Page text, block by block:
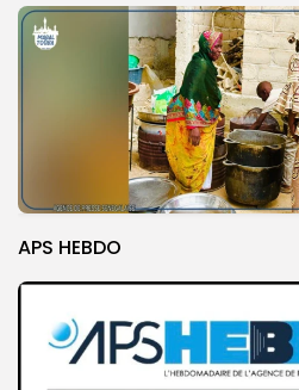
APS HEBDO